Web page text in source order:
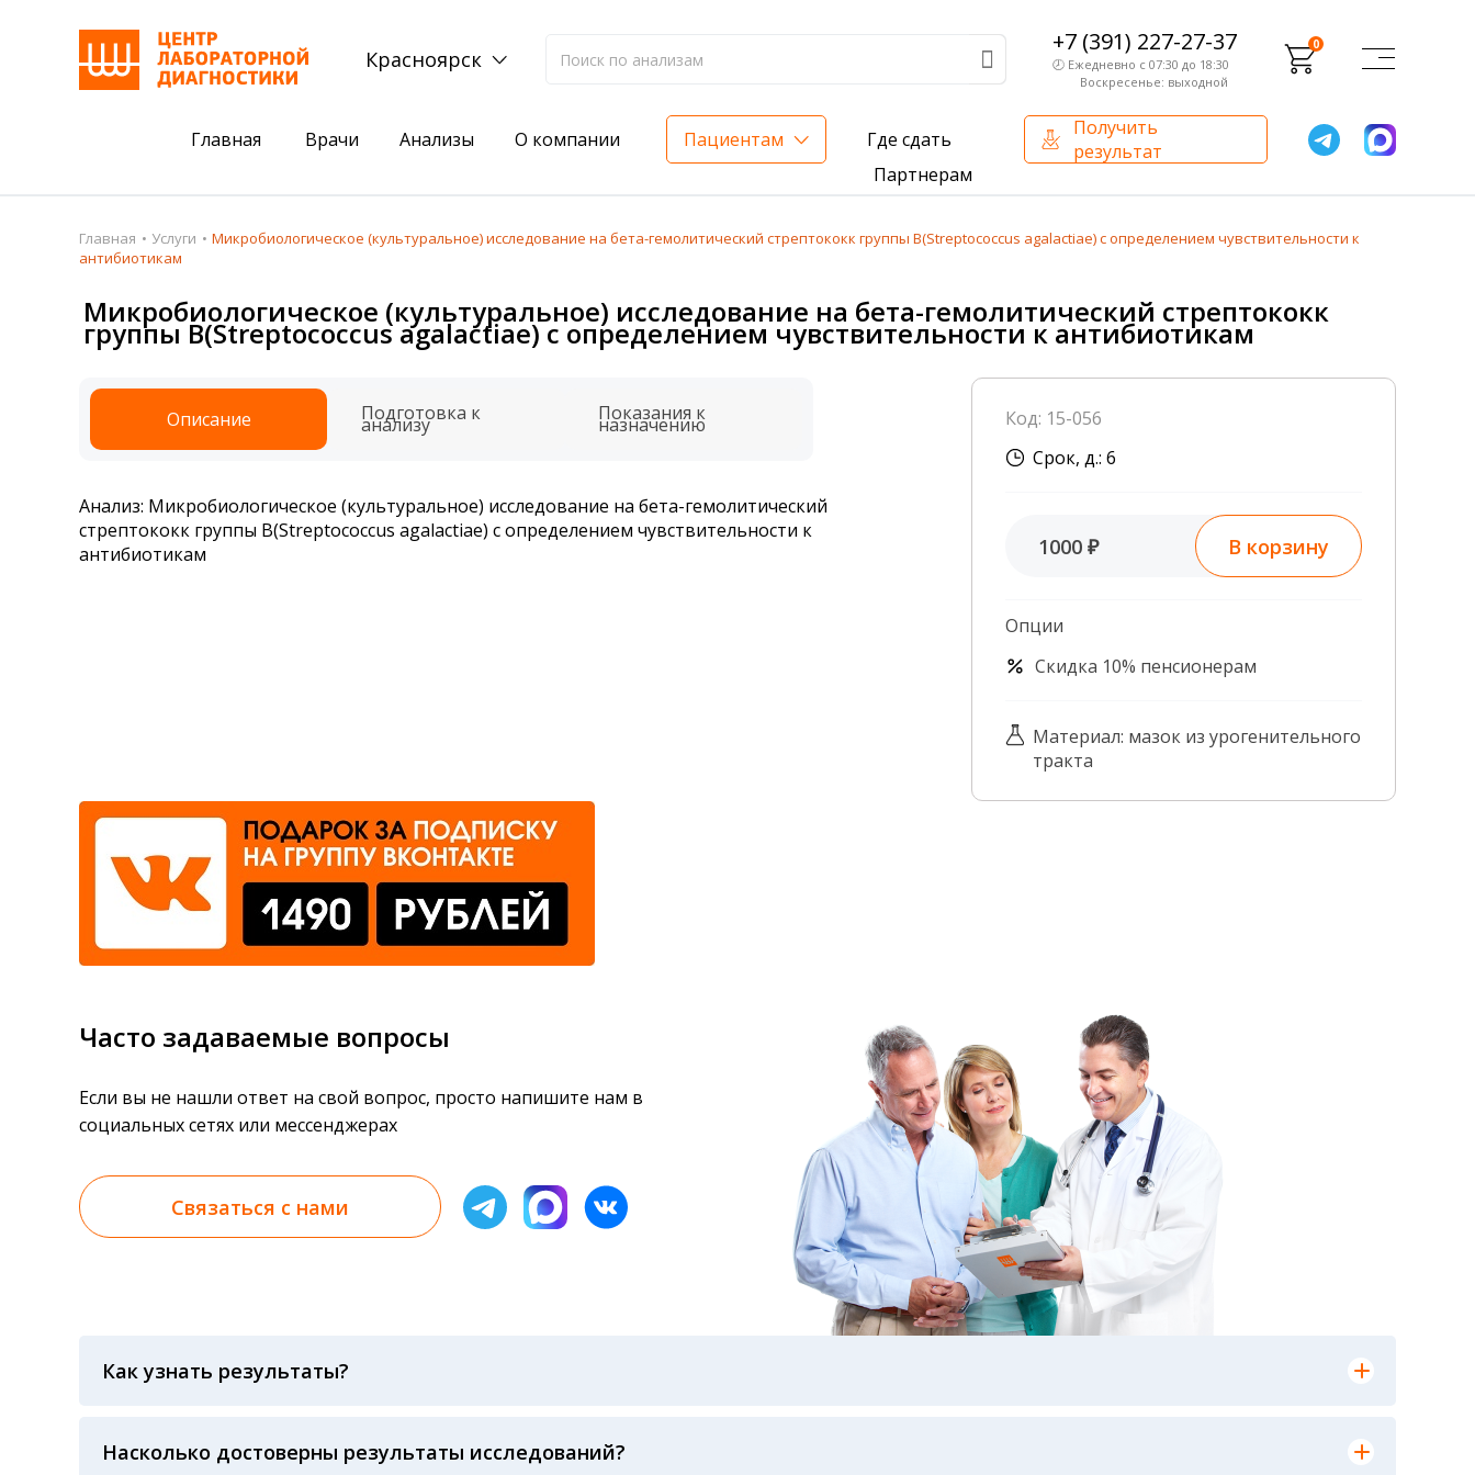
Красноярск
+7 (391) 227-27-37
🕗 Ежедневно с 07:30 до 18:30
Воскресенье: выходной
0
Главная Врачи Анализы О компании Пациентам
Где сдать
Партнерам
Получить
результат
Пациентам
Анализы
Получить результаты
База знаний
Где сдать
Время работы
Акции
Комплексная оценка вашего здоровья
О компании
Оборудование
Контакты
Партнерам
Главная Услуги
Микробиологическое (культуральное) исследование на бета-гемолитический стрептококк группы В(Streptococcus agalactiae) с определением чувствительности к
антибиотикам
Микробиологическое (культуральное) исследование на бета-гемолитический стрептококк
группы В(Streptococcus agalactiae) с определением чувствительности к антибиотикам
Описание Подготовка к
анализу Показания к
назначению
Анализ: Микробиологическое (культуральное) исследование на бета-гемолитический
стрептококк группы В(Streptococcus agalactiae) с определением чувствительности к
антибиотикам
Код: 15-056
Срок, д.: 6
1000 ₽ В корзину
Опции
Скидка 10% пенсионерам
Материал: мазок из урогенительного
тракта
Часто задаваемые вопросы
Если вы не нашли ответ на свой вопрос, просто напишите нам в
социальных сетях или мессенджерах
Связаться с нами
Как узнать результаты?
анализов при предъявлении паспорта или чека об оплате
Насколько достоверны результаты исследований?
Гарантия качества лабораторных тестов обеспечивается соблюдением международных стандартов выполнения лабораторных исследований и